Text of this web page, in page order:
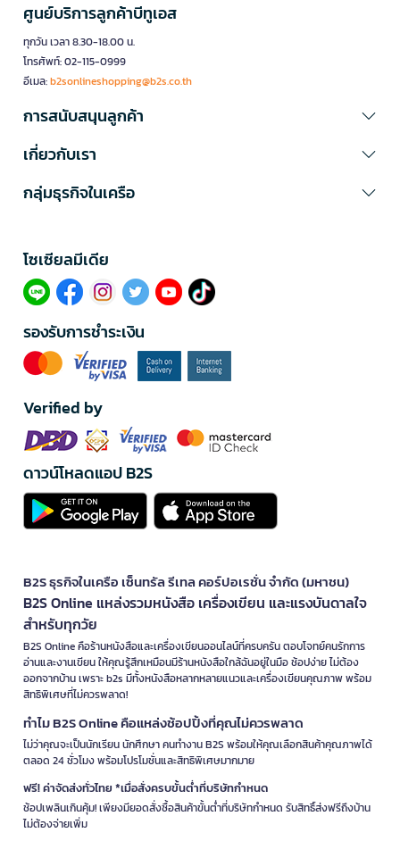
ศูนย์บริการลูกค้าบีทูเอส
ทุกวัน เวลา 8.30-18.00 น.
โทรศัพท์: 02-115-0999
อีเมล:b2sonlineshopping@b2s.co.th
การสนับสนุนลูกค้า
เกี่ยวกับเรา
กลุ่มธุรกิจในเครือ
โซเซียลมีเดีย​
รองรับการชำระเงิน
Verified by
ดาวน์โหลดแอป B2S
B2S ธุรกิจในเครือ เซ็นทรัล รีเทล คอร์ปอเรชั่น จำกัด (มหาชน)
B2S Online แหล่งรวมหนังสือ เครื่องเขียน และแรงบันดาลใจ
สำหรับทุกวัย
B2S Online คือร้านหนังสือและเครื่องเขียนออนไลน์ที่ครบครัน ตอบโจทย์คนรักการ
อ่านและงานเขียน ให้คุณรู้สึกเหมือนมีร้านหนังสือใกล้ฉันอยู่ในมือ ช้อปง่าย ไม่ต้อง
ออกจากบ้าน เพราะ b2s มีทั้งหนังสือหลากหลายแนวและเครื่องเขียนคุณภาพ พร้อม
สิทธิพิเศษที่ไม่ควรพลาด!
ทำไม B2S Online คือแหล่งช้อปปิ้งที่คุณไม่ควรพลาด
ไม่ว่าคุณจะเป็นนักเรียน นักศึกษา คนทำงาน B2S พร้อมให้คุณเลือกสินค้าคุณภาพได้
ตลอด 24 ชั่วโมง พร้อมโปรโมชั่นและสิทธิพิเศษมากมาย
ฟรี! ค่าจัดส่งทั่วไทย *เมื่อสั่งครบขั้นต่ำที่บริษัทกำหนด
ช้อปเพลินเกินคุ้ม! เพียงมียอดสั่งซื้อสินค้าขั้นต่ำที่บริษัทกำหนด รับสิทธิ์ส่งฟรีถึงบ้าน
ไม่ต้องจ่ายเพิ่ม